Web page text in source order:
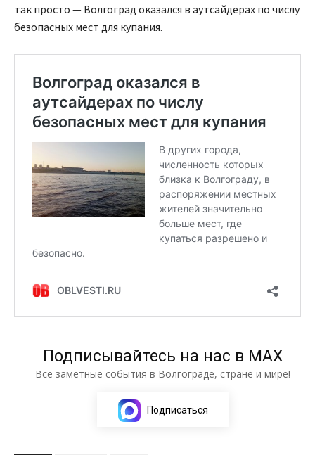
так просто — Волгоград оказался в аутсайдерах по числу
безопасных мест для купания.
Подписывайтесь на нас в МАХ
Все заметные события в Волгограде, стране и мире!
Подписаться